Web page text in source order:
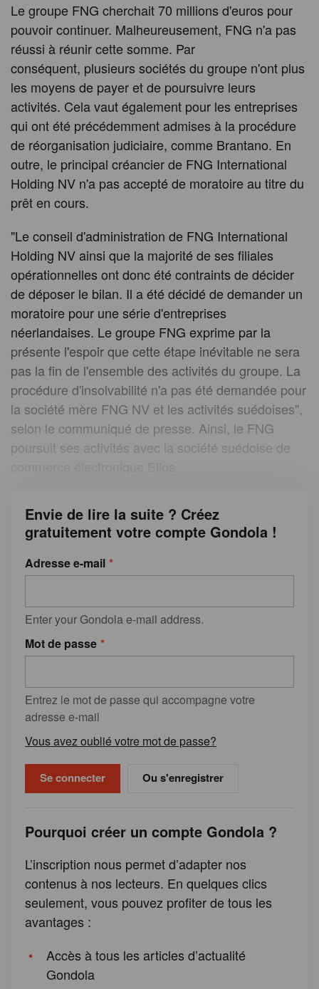
Le groupe FNG cherchait 70 millions d'euros pour
pouvoir continuer. Malheureusement, FNG n'a pas
réussi à réunir cette somme. Par
conséquent, plusieurs sociétés du groupe n'ont plus
les moyens de payer et de poursuivre leurs
activités. Cela vaut également pour les entreprises
qui ont été précédemment admises à la procédure
de réorganisation judiciaire, comme Brantano. En
outre, le principal créancier de FNG International
Holding NV n'a pas accepté de moratoire au titre du
prêt en cours.
"Le conseil d'administration de FNG International
Holding NV ainsi que la majorité de ses filiales
opérationnelles ont donc été contraints de décider
de déposer le bilan. Il a été décidé de demander un
moratoire pour une série d'entreprises
néerlandaises. Le groupe FNG exprime par la
présente l'espoir que cette étape inévitable ne sera
pas la fin de l'ensemble des activités du groupe. La
procédure d'insolvabilité n'a pas été demandée pour
la société mère FNG NV et les activités suédoises",
selon le communiqué de presse. Ainsi, le FNG
poursuit ses activités avec la société suédoise de
Envie de lire la suite ? Créez
gratuitement votre compte Gondola !
Adresse e-mail
Enter your Gondola e-mail address.
Mot de passe
Entrez le mot de passe qui accompagne votre
adresse e-mail
Vous avez oublié votre mot de passe?
Ou s'enregistrer
Pourquoi créer un compte Gondola ?
L’inscription nous permet d’adapter nos
contenus à nos lecteurs. En quelques clics
seulement, vous pouvez profiter de tous les
avantages :
Accès à tous les articles d’actualité
Gondola